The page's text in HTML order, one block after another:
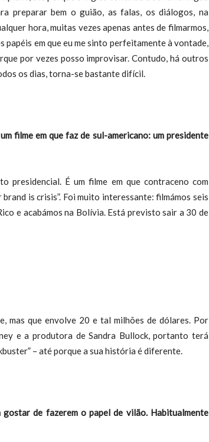
preparar bem o guião, as falas, os diálogos, na
hora, muitas vezes apenas antes de filmarmos,
em que eu me sinto perfeitamente à vontade,
por vezes posso improvisar. Contudo, há outros
os dias, torna-se bastante difícil.
filme em que faz de sul-americano: um presidente
presidencial. É um filme em que contraceno com
is crisis”. Foi muito interessante: filmámos seis
e acabámos na Bolívia. Está previsto sair a 30 de
mas que envolve 20 e tal milhões de dólares. Por
e a produtora de Sandra Bullock, portanto terá
– até porque a sua história é diferente.
de fazerem o papel de vilão. Habitualmente